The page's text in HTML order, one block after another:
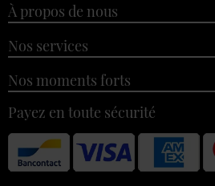
À propos de nous
Nos services
Nos moments forts
Payez en toute sécurité